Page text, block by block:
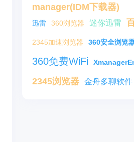
manager(IDM下载器)
迅雷 360浏览器 迷你迅雷
2345加速浏览器 360安全浏览
360免费WiFi
2345浏览器 金舟多聊软件